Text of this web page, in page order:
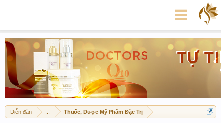
Diễn đàn Thuốc, Dược Mỹ Phẩm Đặc Trị